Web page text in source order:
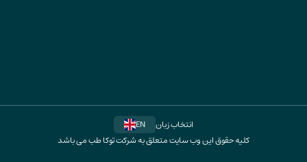
انتخاب زبان
EN
کلیه حقوق این وب سایت متعلق به شرکت توکا طب می باشد